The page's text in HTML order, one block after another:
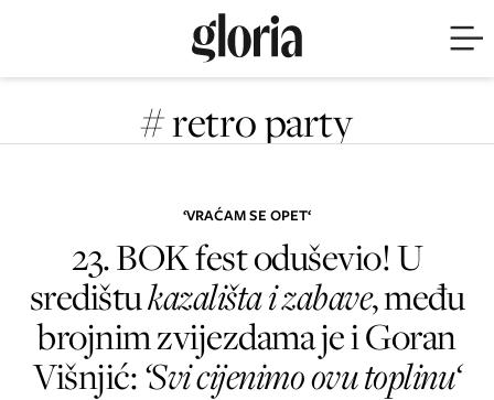
# retro party
‘VRAĆAM SE OPET‘
23. BOK fest oduševio! U
središtukazališta i zabave, među
brojnim zvijezdama je i Goran
Višnjić:‘Svi cijenimo ovu toplinu‘